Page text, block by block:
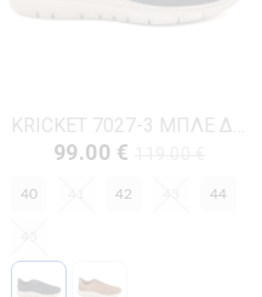
KRICKET 7027-3 ΜΠΛΕ ΔΕΡΜΑ-NUBUK
99.00 €
40 42 44